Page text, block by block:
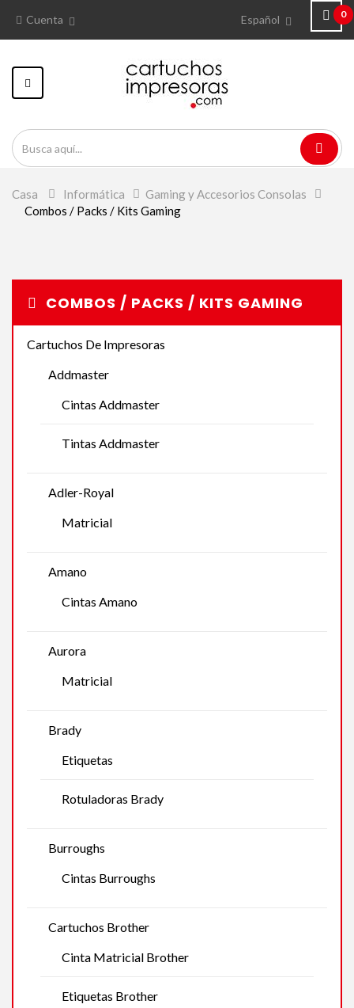
0
Español
Cuenta
Navegación
Toggle
Casa > Informática > Gaming y Accesorios Consolas
Combos / Packs / Kits Gaming
COMBOS / PACKS / KITS GAMING
Cartuchos De Impresoras
Addmaster
Cintas Addmaster
Tintas Addmaster
Adler-Royal
Matricial
Amano
Cintas Amano
Aurora
Matricial
Brady
Etiquetas
Rotuladoras Brady
Burroughs
Cintas Burroughs
Cartuchos Brother
Cinta Matricial Brother
Etiquetas Brother